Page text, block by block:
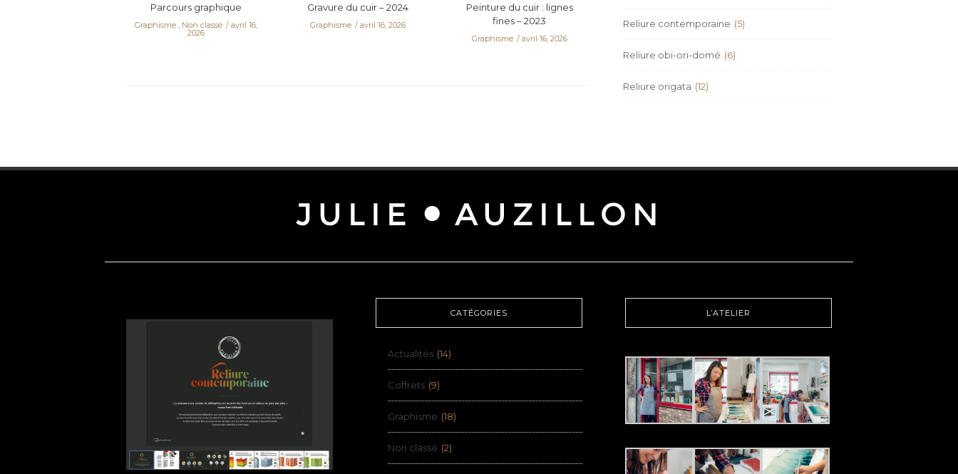
Parcours graphique
Graphisme , Non classé avril 16,
2026
Gravure du cuir – 2024
Graphisme avril 16, 2026
Peinture du cuir : lignes
fines – 2023
Graphisme avril 16, 2026
Reliure contemporaine (5)
Reliure obi-ori-domé (6)
Reliure origata (12)
CATÉGORIES
Actualités (14)
Coffrets (9)
Graphisme (18)
Non classé (2)
L’ATELIER